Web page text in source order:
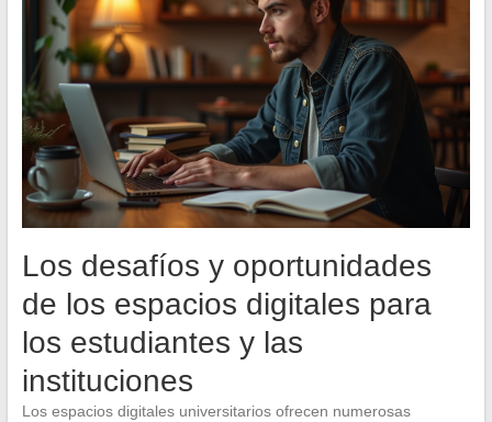
Los desafíos y oportunidades
de los espacios digitales para
los estudiantes y las
instituciones
Los espacios digitales universitarios ofrecen numerosas